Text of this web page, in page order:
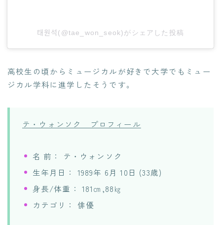
태원석(@tae_won_seok)がシェアした投稿
高校生の頃からミュージカルが好きで大学でもミュー
ジカル学科に進学したそうです。
テ・ウォンソク プロフィール
名 前： テ・ウォンソク
生年月日： 1989年 6月 10日 (33歳)
身長/体重： 181㎝,88㎏
カテゴリ： 俳優